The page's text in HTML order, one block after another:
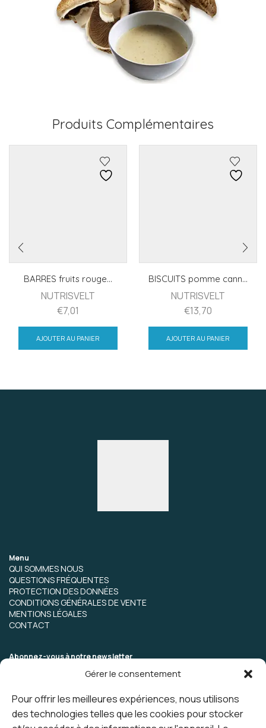
Gérer le consentement
Pour offrir les meilleures expériences, nous utilisons
des technologies telles que les cookies pour stocker
Produits Complémentaires
BARRES fruits rouge...
NUTRISVELT
€7,01
AJOUTER AU PANIER
BISCUITS pomme cann...
NUTRISVELT
€13,70
AJOUTER AU PANIER
Menu
QUI SOMMES NOUS
QUESTIONS FRÉQUENTES
PROTECTION DES DONNÉES
CONDITIONS GÉNÉRALES DE VENTE
MENTIONS LÉGALES
CONTACT
Abonnez-vous à notre newsletter